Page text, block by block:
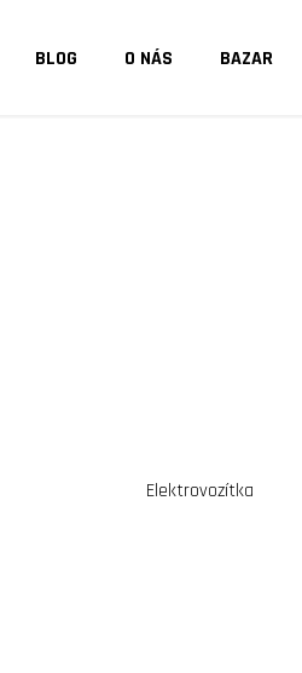
BLOG O NÁS BAZAR
Elektrovozítka